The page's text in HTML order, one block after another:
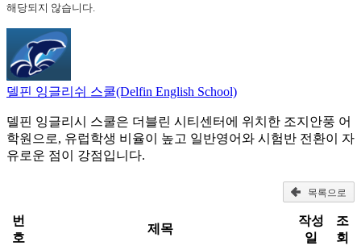
해당되지 않습니다.
델핀 잉글리쉬 스쿨(Delfin English School)
델핀 잉글리시 스쿨은 더블린 시티센터에 위치한 조지안풍 어
학원으로, 유럽학생 비율이 높고 일반영어와 시험반 전환이 자
유로운 점이 강점입니다.
목록으로
번
호
제목
작성
일
조
회